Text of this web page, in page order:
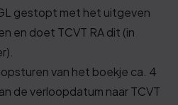
gestopt met het uitgeven
en doet TCVT RA dit (in
van het boekje ca. 4
de verloopdatum naar TCVT